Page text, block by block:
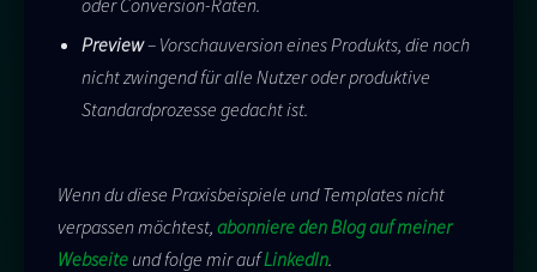
Preview– Vorschauversion eines Produkts, die noch
nicht zwingend für alle Nutzer oder produktive
Standardprozesse gedacht ist.
Wenn du diese Praxisbeispiele und Templates nicht
verpassen möchtest, abonniere den Blog auf meiner
Webseite und folge mir aufLinkedIn.